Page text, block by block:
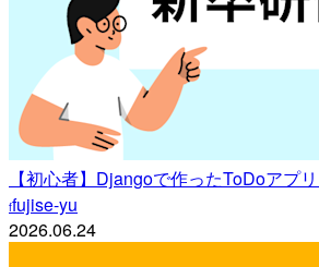
【初心者】Djangoで作ったToDoアプ
ffujise-yu
2026.06.24